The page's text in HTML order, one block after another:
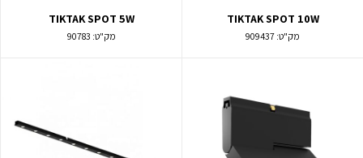
TIKTAK SPOT 10W
מק"ט: 909437
TIKTAK SPOT 5W
מק"ט: 90783